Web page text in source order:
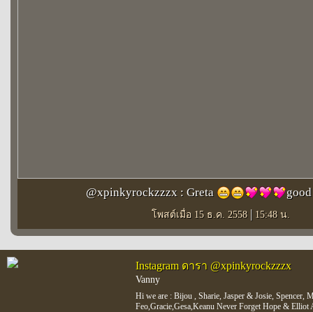
@xpinkyrockzzzx : Greta
โพสต์เมื่อ 15 ธ.ค. 2558 | 15:48 น.
Instagram ดารา @xpinkyrockzzzx
Vanny
Hi we are : Bijou , Sharie, Jasper & Josie, Spencer,
Feo,Gracie,Gesa,Keanu Never Forget Hope & Elliot